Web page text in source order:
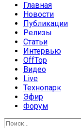
Главная
Новости
Публикации
Релизы
Статьи
Интервью
OffTop
Видео
Live
Технопарк
Эфир
Форум
Найти: